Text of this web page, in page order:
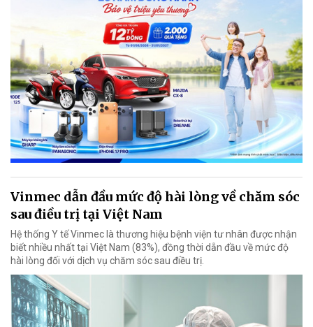
Vinmec dẫn đầu mức độ hài lòng về chăm sóc
sau điều trị tại Việt Nam
Hệ thống Y tế Vinmec là thương hiệu bệnh viện tư nhân được nhận
biết nhiều nhất tại Việt Nam (83%), đồng thời dẫn đầu về mức độ
hài lòng đối với dịch vụ chăm sóc sau điều trị.